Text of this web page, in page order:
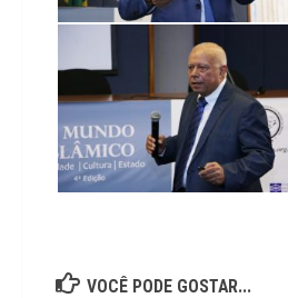
VOCÊ PODE GOSTAR...